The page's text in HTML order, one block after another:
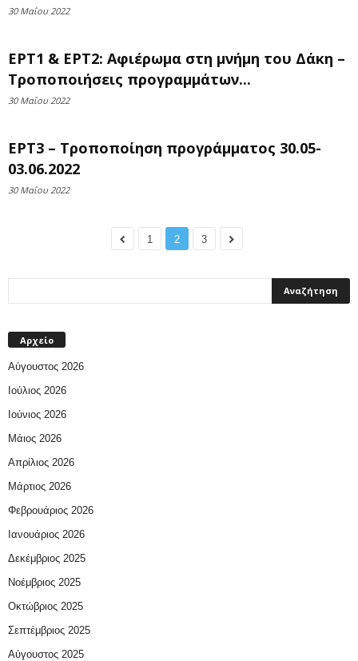
30 Μαΐου 2022
ΕΡΤ1 & ΕΡΤ2: Αφιέρωμα στη μνήμη του Δάκη –
Τροποποιήσεις προγραμμάτων...
30 Μαΐου 2022
ΕΡΤ3 – Τροποποίηση προγράμματος 30.05-
03.06.2022
30 Μαΐου 2022
1 2 3
Αρχείο
Αύγουστος 2026
Ιούλιος 2026
Ιούνιος 2026
Μάιος 2026
Απρίλιος 2026
Μάρτιος 2026
Φεβρουάριος 2026
Ιανουάριος 2026
Δεκέμβριος 2025
Νοέμβριος 2025
Οκτώβριος 2025
Σεπτέμβριος 2025
Αύγουστος 2025